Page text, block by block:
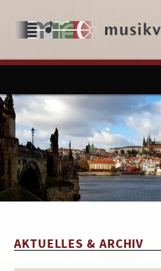
AKTUELLES & ARCHIV